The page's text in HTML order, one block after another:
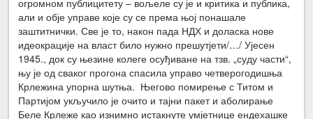
али и обје управе које су се према њој понашале
заштитнички. Све је то, након пада НДХ и доласка нове
идеокрације на власт било нужно прешутјети/…/ Ујесен
1945., док су њезине колеге осуђиване на тзв. „суду части“,
њу је од сваког прогона спасила управо четверогодишња
Крлежина упорна шутња. Његово помирење с Титом и
Партијом укључило је очито и тајни пакет и аболирање
Беле Крлеже као изнимно истакнуте умјетнице ендехашке